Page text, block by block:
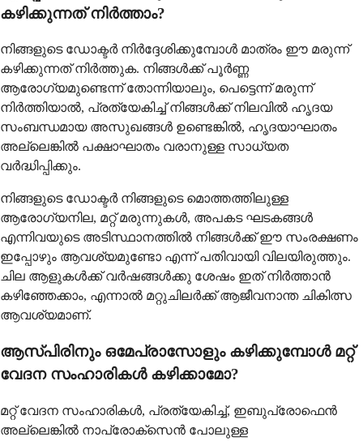
കഴിക്കുന്നത് നിർത്താം?
നിങ്ങളുടെ ഡോക്ടർ നിർദ്ദേശിക്കുമ്പോൾ മാത്രം ഈ മരുന്ന്
കഴിക്കുന്നത് നിർത്തുക. നിങ്ങൾക്ക് പൂർണ്ണ
ആരോഗ്യമുണ്ടെന്ന് തോന്നിയാലും, പെട്ടെന്ന് മരുന്ന്
നിർത്തിയാൽ, പ്രത്യേകിച്ച് നിങ്ങൾക്ക് നിലവിൽ ഹൃദയ
സംബന്ധമായ അസുഖങ്ങൾ ഉണ്ടെങ്കിൽ, ഹൃദയാഘാതം
അല്ലെങ്കിൽ പക്ഷാഘാതം വരാനുള്ള സാധ്യത
വർദ്ധിപ്പിക്കും.
നിങ്ങളുടെ ഡോക്ടർ നിങ്ങളുടെ മൊത്തത്തിലുള്ള
ആരോഗ്യനില, മറ്റ് മരുന്നുകൾ, അപകട ഘടകങ്ങൾ
എന്നിവയുടെ അടിസ്ഥാനത്തിൽ നിങ്ങൾക്ക് ഈ സംരക്ഷണം
ഇപ്പോഴും ആവശ്യമുണ്ടോ എന്ന് പതിവായി വിലയിരുത്തും.
ചില ആളുകൾക്ക് വർഷങ്ങൾക്കു ശേഷം ഇത് നിർത്താൻ
കഴിഞ്ഞേക്കാം, എന്നാൽ മറ്റുചിലർക്ക് ആജീവനാന്ത ചികിത്സ
ആവശ്യമാണ്.
ആസ്പിരിനും ഒമേപ്രാസോളും കഴിക്കുമ്പോൾ മറ്റ്
വേദന സംഹാരികൾ കഴിക്കാമോ?
മറ്റ് വേദന സംഹാരികൾ, പ്രത്യേകിച്ച്, ഇബുപ്രോഫെൻ
അല്ലെങ്കിൽ നാപ്രോക്സെൻ പോലുള്ള